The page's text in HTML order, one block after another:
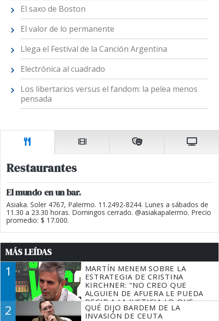
El saxo de Boston
El valor de lo permanente
Llega el Festival de la Canción Argentina
Electrónica al cuadrado
Los libertarios versus el fandom: la pelea menos
pensada
Restaurantes
El mundo en un bar.
Asiaka. Soler 4767, Palermo. 11.2492-8244. Lunes a sábados de
11.30 a 23.30 horas. Domingos cerrado. @asiakapalermo. Precio
promedio: $ 17.000.
MÁS LEÍDAS
1
MARTÍN MENEM SOBRE LA
ESTRATEGIA DE CRISTINA
KIRCHNER: "NO CREO QUE
ALGUIEN DE AFUERA LE PUEDA
DECIR A LA JUSTICIA LO QUE
TIENE QUE HACER"
2
QUÉ DIJO BARDEM DE LA
INVASIÓN DE CEUTA